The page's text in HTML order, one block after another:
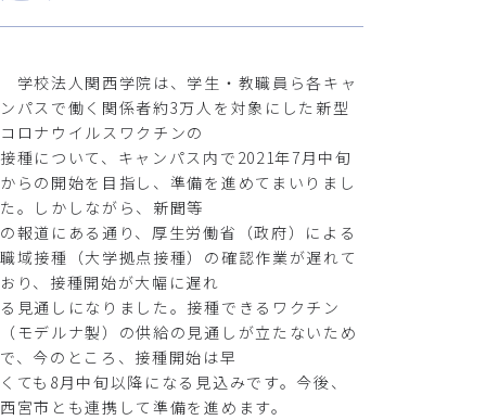
学校法人関西学院は、学生・教職員ら各キャ
ンパスで働く関係者約3万人を対象にした新型
コロナウイルスワクチンの
接種について、キャンパス内で2021年7月中旬
からの開始を目指し、準備を進めてまいりまし
た。しかしながら、新聞等
の報道にある通り、厚生労働省（政府）による
職域接種（大学拠点接種）の確認作業が遅れて
おり、接種開始が大幅に遅れ
る見通しになりました。接種できるワクチン
（モデルナ製）の供給の見通しが立たないため
で、今のところ、接種開始は早
くても8月中旬以降になる見込みです。今後、
西宮市とも連携して準備を進めます。